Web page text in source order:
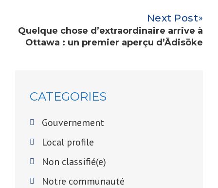
Next Post
Quelque chose d’extraordinaire arrive à
Ottawa : un premier aperçu d’Ādisōke
CATEGORIES
Gouvernement
Local profile
Non classifié(e)
Notre communauté